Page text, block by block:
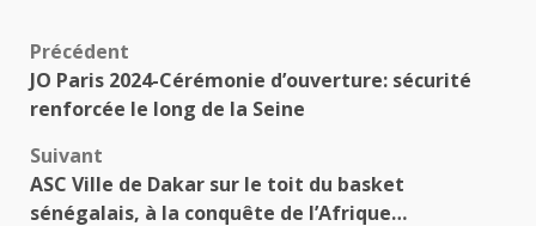
Navigation
d’article
Précédent
JO Paris 2024-Cérémonie d’ouverture: sécurité
renforcée le long de la Seine
Suivant
ASC Ville de Dakar sur le toit du basket
sénégalais, à la conquête de l’Afrique…